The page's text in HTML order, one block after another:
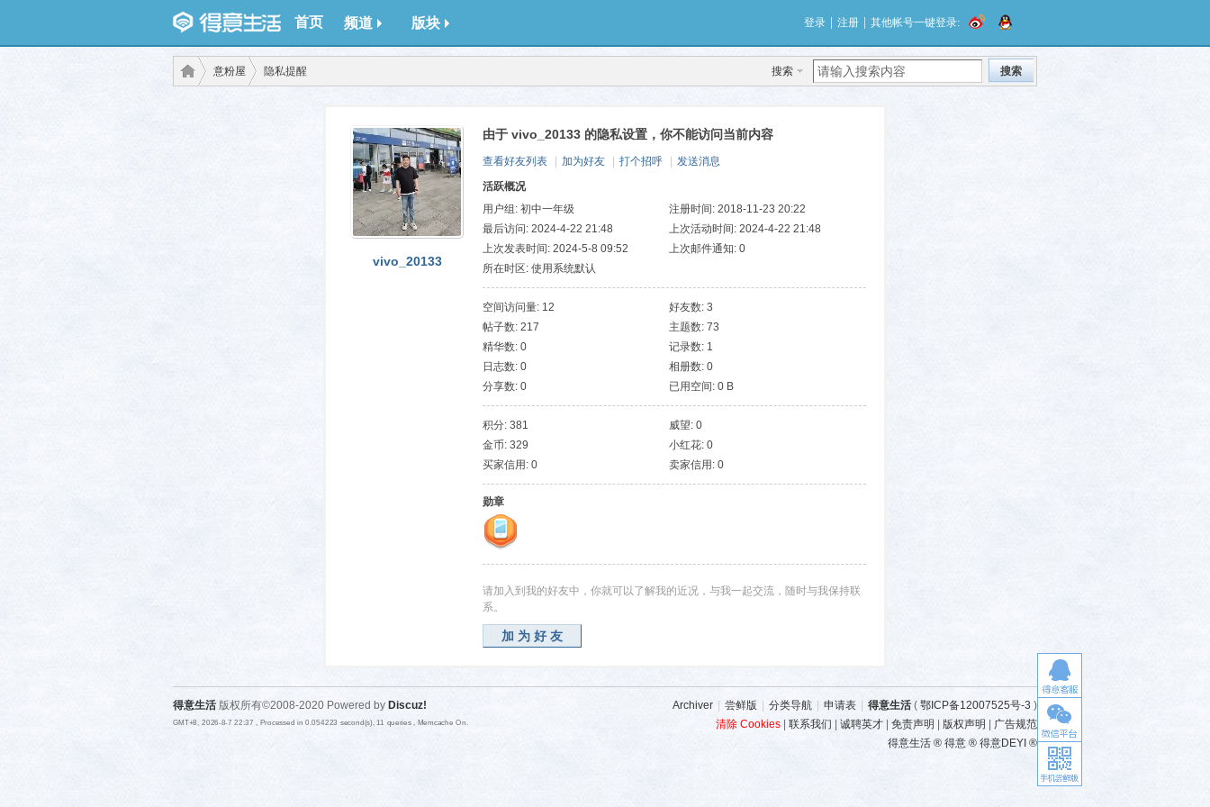
首页 频道 版块 登录 注册 其他帐号一键登录:
搜索 搜索
武汉
意粉屋 隐私提醒
vivo_20133
由于 vivo_20133 的隐私设置，你不能访问当前内容
查看好友列表 加为好友 打个招呼
发送消息
活跃概况
用户组: 初中一年级
注册时间: 2018-11-23 20:22
最后访问: 2024-4-22 21:48
上次活动时间: 2024-4-22 21:48
上次发表时间: 2024-5-8 09:52
上次邮件通知: 0
所在时区: 使用系统默认
空间访问量: 12
好友数: 3
帖子数: 217
主题数: 73
精华数: 0
记录数: 1
日志数: 0
相册数: 0
分享数: 0
已用空间: 0 B
积分: 381
威望: 0
金币: 329
小红花: 0
买家信用: 0
卖家信用: 0
勋章
请加入到我的好友中，你就可以了解我的近况，与我一起交流，随时与我保持联
系。
加为好友
Archiver 尝鲜版 分类导航 申请表 得意生活 ( 鄂ICP备12007525号-3 )
清除 Cookies
联系我们 诚聘英才 免责声明 版权声明
广告规范
得意生活 ® 得意 ® 得意DEYI ®
得意生活 版权所有©2008-2020 Powered by Discuz!
GMT+8, 2026-8-7 22:37 , Processed in 0.054223 second(s), 11 queries , Memcache On.